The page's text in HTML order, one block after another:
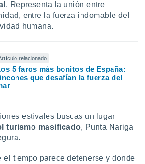
. Representa la unión entre
entre la fuerza indomable del
humana.
relacionado
5 faros más bonitos de España:
que desafían la fuerza del
estivales buscas un lugar
turismo masificado, Punta Nariga
el tiempo parece detenerse y donde